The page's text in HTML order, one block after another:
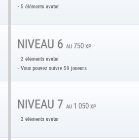
- 5 éléments avatar
NIVEAU 6 au 750 xp
- 2 éléments avatar
- Vous pouvez suivre 50 joueurs
NIVEAU 7 au 1 050 xp
- 2 éléments avatar